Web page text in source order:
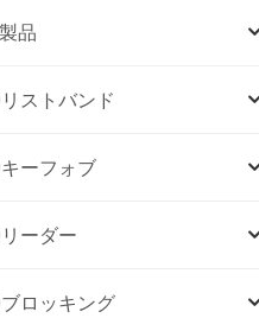
品
ストバンド
キーフォブ
ーダー
ブロッキング